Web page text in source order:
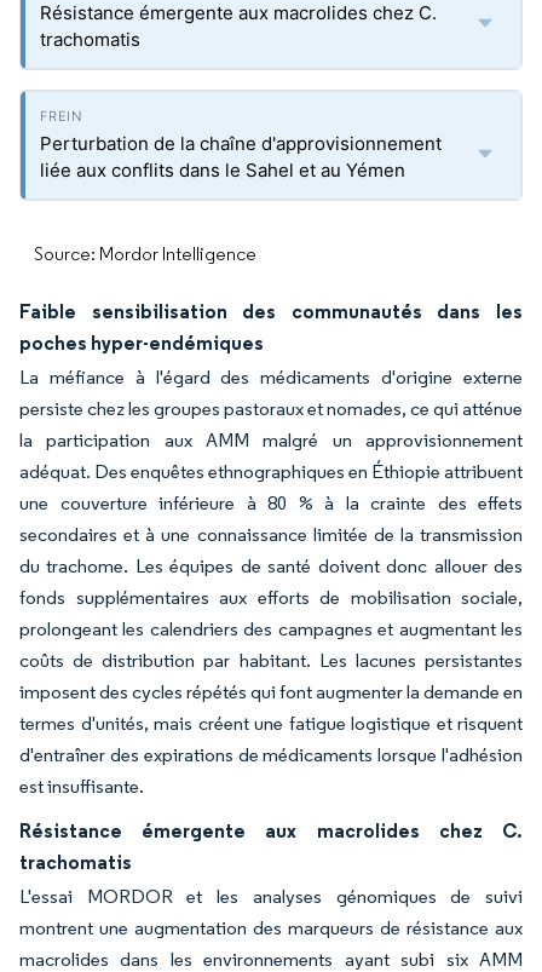
Résistance émergente aux macrolides chez C.
trachomatis
Perturbation de la chaîne d'approvisionnement
liée aux conflits dans le Sahel et au Yémen
Source: Mordor Intelligence
Faible sensibilisation des communautés dans les
poches hyper-endémiques
La méfiance à l'égard des médicaments d'origine externe
persiste chez les groupes pastoraux et nomades, ce qui atténue
la participation aux AMM malgré un approvisionnement
adéquat. Des enquêtes ethnographiques en Éthiopie attribuent
une couverture inférieure à 80 % à la crainte des effets
secondaires et à une connaissance limitée de la transmission
du trachome. Les équipes de santé doivent donc allouer des
fonds supplémentaires aux efforts de mobilisation sociale,
prolongeant les calendriers des campagnes et augmentant les
coûts de distribution par habitant. Les lacunes persistantes
imposent des cycles répétés qui font augmenter la demande en
termes d'unités, mais créent une fatigue logistique et risquent
d'entraîner des expirations de médicaments lorsque l'adhésion
est insuffisante.
Résistance émergente aux macrolides chez C.
trachomatis
L'essai MORDOR et les analyses génomiques de suivi
montrent une augmentation des marqueurs de résistance aux
macrolides dans les environnements ayant subi six AMM